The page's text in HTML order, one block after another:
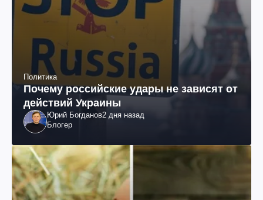
Политика
Почему российские удары не зависят от
действий Украины
Юрий Богданов2 дня назад
Блогер